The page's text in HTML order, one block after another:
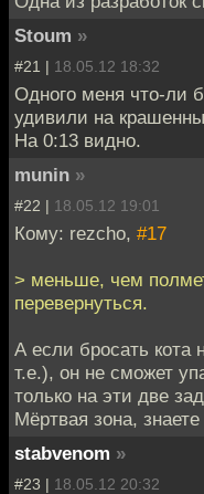
Stoum »
#21 | 18.05.12 18:32
Одного меня что-ли
удивили на
На 0:13 видно.
munin »
#22 | 18.05.12 19:01
Кому: rezcho, #17
> меньше, чем
перевернуться.
А если бросать кота
т.е.), он не сможет
только на эти две
Мёртвая зона,
stabvenom »
#23 | 18.05.12 20:32